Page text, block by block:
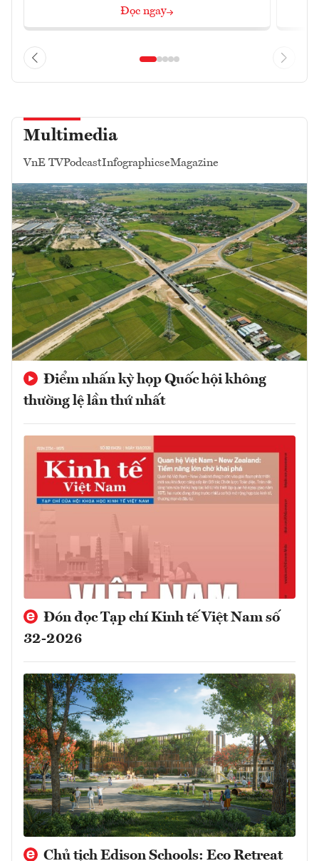
Đọc ngay
Multimedia
VnE TVPodcastInfographicseMagazine
Điểm nhấn kỳ họp Quốc hội không
thường lệ lần thứ nhất
Đón đọc Tạp chí Kinh tế Việt Nam số
32-2026
Chủ tịch Edison Schools: Eco Retreat